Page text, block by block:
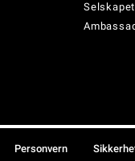
Personvern